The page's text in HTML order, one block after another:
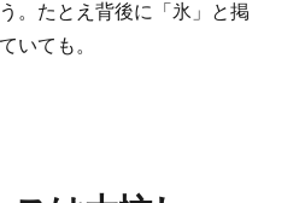
。たとえ背後に「氷」と掲
いても。